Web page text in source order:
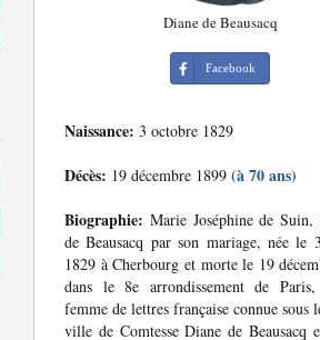
Diane de Beausacq
Facebook
Naissance: 3 octobre 1829
Décès: 19 décembre 1899 (à 70 ans)
Biographie: Marie Joséphine de Suin,
de Beausacq par son mariage, née le
1829 à Cherbourg et morte le 19
dans le 8e arrondissement de
femme de lettres française connue sous
ville de Comtesse Diane de Beausacq